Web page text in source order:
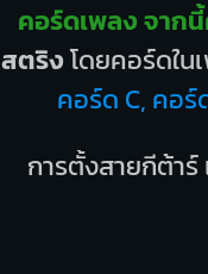
คอร์ดเพลง จาก
สตริงโดยคอร์ดใ
คอร์ด C, คอ
การตั้งสายกีต้าร์